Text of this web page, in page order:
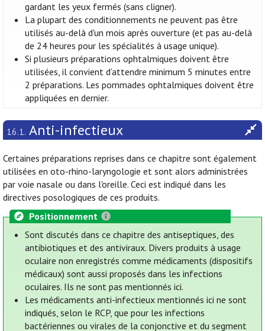
gardant les yeux fermés (sans cligner).
La plupart des conditionnements ne peuvent pas être
utilisés au-delà d'un mois après ouverture (et pas au-delà
de 24 heures pour les spécialités à usage unique).
Si plusieurs préparations ophtalmiques doivent être
utilisées, il convient d’attendre minimum 5 minutes entre
2 préparations. Les pommades ophtalmiques doivent être
appliquées en dernier.
16.1. Anti-infectieux
Certaines préparations reprises dans ce chapitre sont également
utilisées en oto-rhino-laryngologie et sont alors administrées
par voie nasale ou dans l'oreille. Ceci est indiqué dans les
directives posologiques de ces produits.
Positionnement
Sont discutés dans ce chapitre des antiseptiques, des
antibiotiques et des antiviraux. Divers produits à usage
oculaire non enregistrés comme médicaments (dispositifs
médicaux) sont aussi proposés dans les infections
oculaires. Ils ne sont pas mentionnés ici.
Les médicaments anti-infectieux mentionnés ici ne sont
indiqués, selon le RCP, que pour les infections
bactériennes ou virales de la conjonctive et du segment